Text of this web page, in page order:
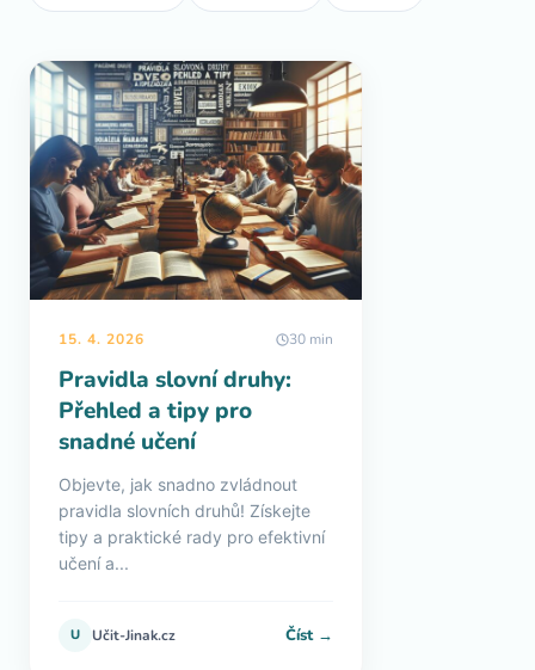
15. 4. 2026 30 min
Pravidla slovní druhy:
Přehled a tipy pro
snadné učení
Objevte, jak snadno zvládnout
pravidla slovních druhů! Získejte
tipy a praktické rady pro efektivní
učení a...
U Učit-Jinak.cz Číst →